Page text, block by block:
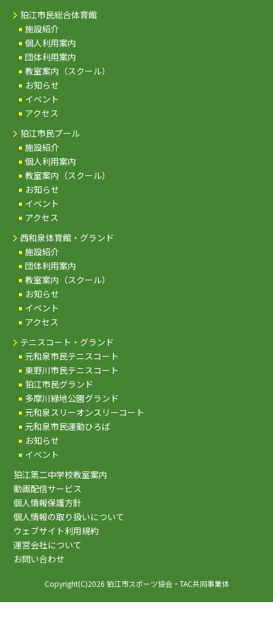
狛江市民総合体育館
施設紹介
個人利用案内
団体利用案内
教室案内（スクール）
お知らせ
イベント
アクセス
狛江市民プール
施設紹介
個人利用案内
教室案内（スクール）
お知らせ
イベント
アクセス
西和泉体育館・グランド
施設紹介
団体利用案内
教室案内（スクール）
お知らせ
イベント
アクセス
テニスコート・グランド
元和泉市民テニスコート
東野川市民テニスコート
狛江市民グランド
多摩川緑地公園グランド
元和泉スリーオンスリーコート
元和泉市民運動ひろば
お知らせ
イベント
狛江第二中学校教室案内
動画配信サービス
個人情報保護方針
個人情報の取り扱いについて
ウェブサイト利用規約
運営会社について
お問い合わせ
Copyright(C)2026 狛江市スポーツ協会・TAC共同事業体